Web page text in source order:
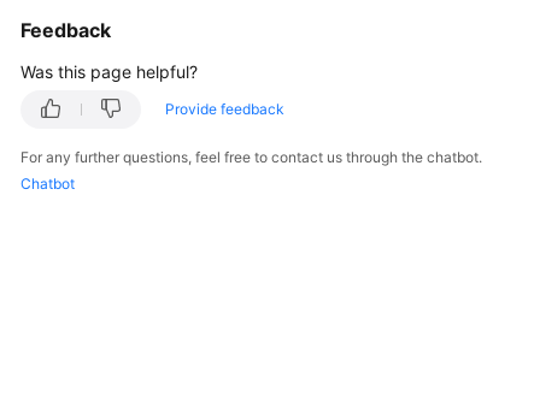
Practices
White
Paper
Feedback
Was this page helpful?
Provide feedback
For any further questions, feel free to contact us through the chatbot.
Chatbot